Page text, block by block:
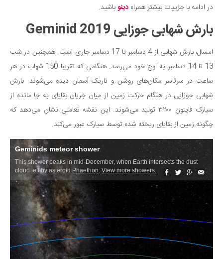
بیماری و درمان
کودک و مادر
ورزش و تندرستی
روانشناسی
مراکز پزشکی و دارویی
فرهنگ و هنر
سینما و تئاتر
تلویزیون
موسیقی
چهره‌ها
عکاسی و هنرهای تجسمی
کتاب و کتاب‌خوانی
تاریخ
معماری
علمی
در ادامه با جزییات بیشتر همراه دینوباشید.
بارش شهابی جوزایی Geminid 2019
امسال، بارش شهابی از 4 دسامبر تا 17 دسامبر جاری است. همچنین در شب
13 تا 14 دسامبر به اوج خود می‌رسد. هنگامی که تقریبا 150 شهاب در هر
ساعت در سرتاسر مکان‌های روشن و تاریک آسمان دیده می‌شوند. بارش
شهابی جوزایی در هنگام حرکت زمین از میان جریان بقایای به جا مانده از
سیارک فایتون ۳۲۰۰ تولید می‌شوند. این نقشه تعاملی نشان می‌دهد که
چگونه زمین از بقایای ریخته شده توسط سیارک عبور می‌کند.